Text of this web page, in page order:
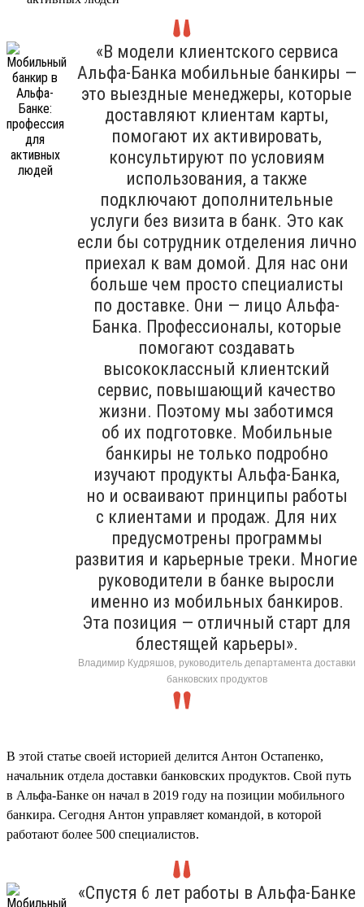
«В модели клиентского сервиса
Альфа-Банка мобильные банкиры —
это выездные менеджеры, которые
доставляют клиентам карты,
помогают их активировать,
консультируют по условиям
использования, а также
подключают дополнительные
услуги без визита в банк. Это как
если бы сотрудник отделения лично
приехал к вам домой. Для нас они
больше чем просто специалисты
по доставке. Они — лицо Альфа-
Банка. Профессионалы, которые
помогают создавать
высококлассный клиентский
сервис, повышающий качество
жизни. Поэтому мы заботимся
об их подготовке. Мобильные
банкиры не только подробно
изучают продукты Альфа-Банка,
но и осваивают принципы работы
с клиентами и продаж. Для них
предусмотрены программы
развития и карьерные треки. Многие
руководители в банке выросли
именно из мобильных банкиров.
Эта позиция — отличный старт для
блестящей карьеры».
Владимир Кудряшов, руководитель департамента доставки
банковских продуктов
В этой статье своей историей делится Антон Остапенко,
начальник отдела доставки банковских продуктов. Свой путь
в Альфа-Банке он начал в 2019 году на позиции мобильного
банкира. Сегодня Антон управляет командой, в которой
работают более 500 специалистов.
«Спустя 6 лет работы в Альфа-Банке